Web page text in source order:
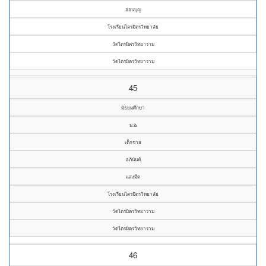
อ่อนบุญ
โรงเรียนไตรมิตรวิทยาลัย
วัดไตรมิตรวิทยาราม
วัดไตรมิตรวิทยาราม
45
มัธยมศึกษา
ม.๒
เด็กชาย
อภินันท์
แสงมืด
โรงเรียนไตรมิตรวิทยาลัย
วัดไตรมิตรวิทยาราม
วัดไตรมิตรวิทยาราม
46